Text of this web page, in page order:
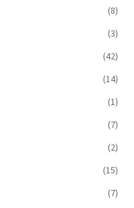
(8)
(3)
(42)
(14)
(1)
(7)
(2)
(15)
(7)